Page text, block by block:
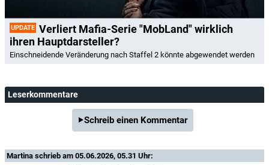
UPDATE Verliert Mafia-Serie "MobLand" wirklich
ihren Hauptdarsteller?
Einschneidende Veränderung nach Staffel 2 könnte abgewendet werden
Leserkommentare
Schreib einen Kommentar
Martina schrieb am 05.06.2026, 05.31 Uhr: